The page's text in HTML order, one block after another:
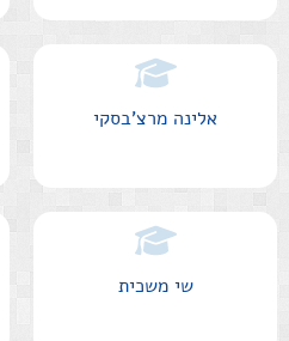
אלינה מרצ'בסקי
שי משכית